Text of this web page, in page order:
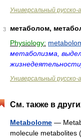
Универсальный русско-
3
метаболом,
Physiology:
метаболизма,
Универсальный русско-
См. также в
Metabolome —
molecule metabolites